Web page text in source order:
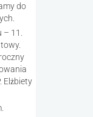
do
11.
Elżbiety